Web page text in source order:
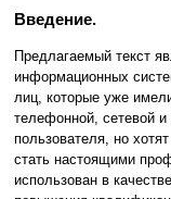
Введение.
Предлагаемый текст
информационных
лиц, которые уже
телефонной, сетевой и
пользователя, но
стать настоящими
использован в